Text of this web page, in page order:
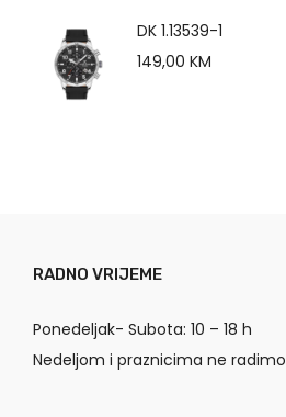
DK 1.13539-1
149,00 KM
RADNO VRIJEME
Ponedeljak- Subota: 10 – 18 h
Nedeljom i praznicima ne radimo